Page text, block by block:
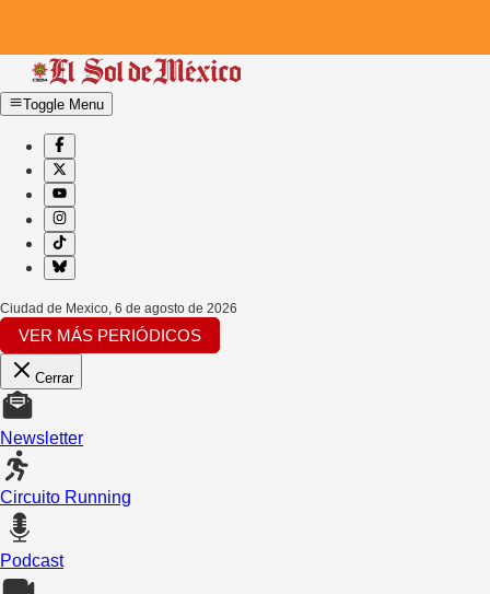
Toggle Menu
Ciudad de Mexico, 6 de agosto de 2026
VER MÁS PERIÓDICOS
Cerrar
Newsletter
Circuito Running
Podcast